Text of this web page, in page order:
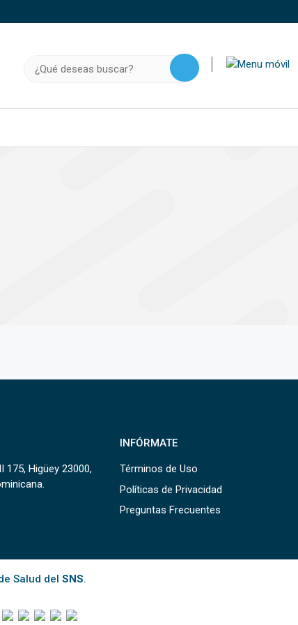
confidencial solo en este tipo de sitios.
175, Higüey 23000,
INFÓRMATE
Términos de Uso
Políticas de Privacidad
Preguntas Frecuentes
Salud del SNS.